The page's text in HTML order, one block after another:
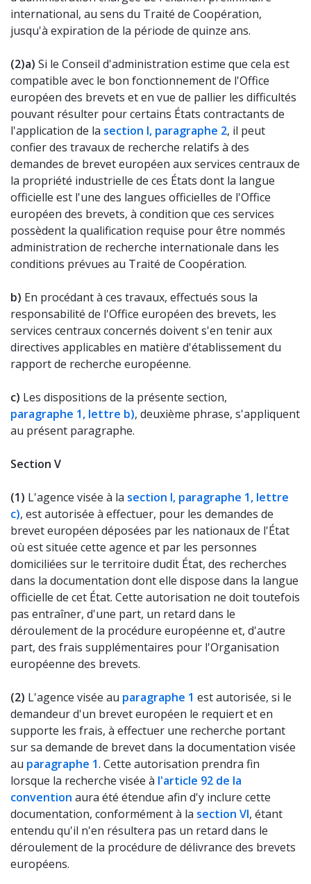
international, au sens du Traité de Coopération,
jusqu'à expiration de la période de quinze ans.
(2)a) Si le Conseil d'administration estime que cela est
compatible avec le bon fonctionnement de l'Office
européen des brevets et en vue de pallier les difficultés
pouvant résulter pour certains États contractants de
l'application de la section I, paragraphe 2, il peut
confier des travaux de recherche relatifs à des
demandes de brevet européen aux services centraux de
la propriété industrielle de ces États dont la langue
officielle est l'une des langues officielles de l'Office
européen des brevets, à condition que ces services
possèdent la qualification requise pour être nommés
administration de recherche internationale dans les
conditions prévues au Traité de Coopération.
b) En procédant à ces travaux, effectués sous la
responsabilité de l'Office européen des brevets, les
services centraux concernés doivent s'en tenir aux
directives applicables en matière d'établissement du
rapport de recherche européenne.
c) Les dispositions de la présente section,
paragraphe 1, lettre b), deuxième phrase, s'appliquent
au présent paragraphe.
Section V
(1) L'agence visée à la section I, paragraphe 1, lettre
c), est autorisée à effectuer, pour les demandes de
brevet européen déposées par les nationaux de l'État
où est située cette agence et par les personnes
domiciliées sur le territoire dudit État, des recherches
dans la documentation dont elle dispose dans la langue
officielle de cet État. Cette autorisation ne doit toutefois
pas entraîner, d'une part, un retard dans le
déroulement de la procédure européenne et, d'autre
part, des frais supplémentaires pour l'Organisation
européenne des brevets.
(2) L'agence visée au paragraphe 1 est autorisée, si le
demandeur d'un brevet européen le requiert et en
supporte les frais, à effectuer une recherche portant
sur sa demande de brevet dans la documentation visée
au paragraphe 1. Cette autorisation prendra fin
lorsque la recherche visée à l'article 92 de la
convention aura été étendue afin d'y inclure cette
documentation, conformément à la section VI, étant
entendu qu'il n'en résultera pas un retard dans le
déroulement de la procédure de délivrance des brevets
européens.